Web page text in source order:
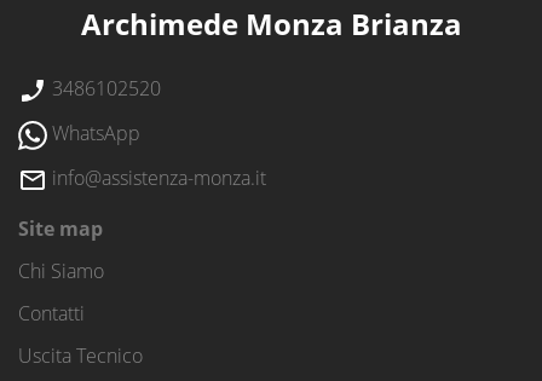
Archimede Monza Brianza
3486102520
WhatsApp
info@assistenza-monza.it
Site map
Chi Siamo
Contatti
Uscita Tecnico